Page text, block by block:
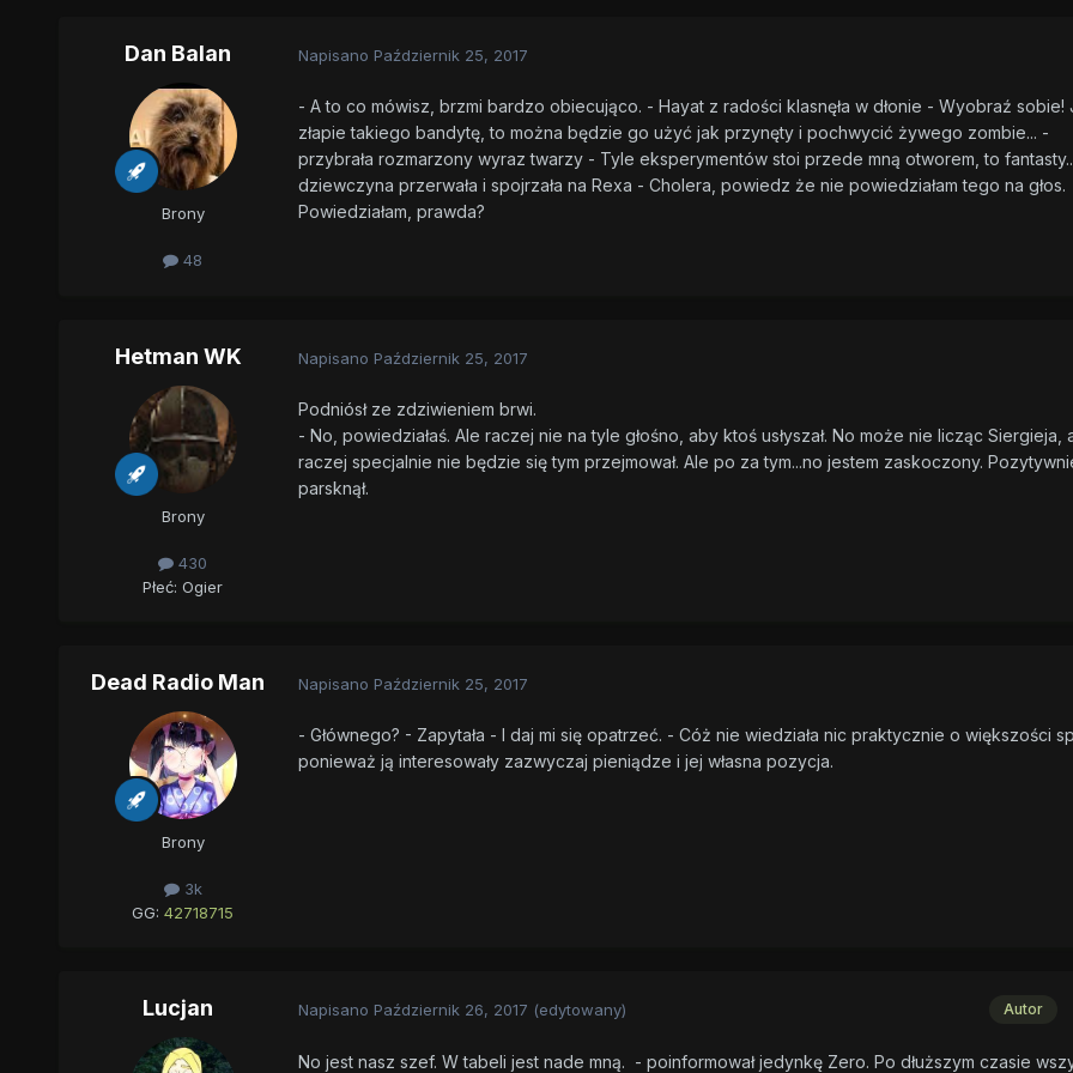
Dan Balan
Brony
48
Napisano Październik 25, 2017
- A to co mówisz, brzmi bardzo obiecująco. - Hayat z radości klasnęła w dłonie - Wyobraź sobie!
złapie takiego bandytę, to można będzie go użyć jak przynęty i pochwycić żywego zombie... -
przybrała rozmarzony wyraz twarzy - Tyle eksperymentów stoi przede mną otworem, to
dziewczyna przerwała i spojrzała na Rexa - Cholera, powiedz że nie powiedziałam tego na głos.
Powiedziałam, prawda?
Hetman WK
Brony
430
Płeć: Ogier
Napisano Październik 25, 2017
Podniósł ze zdziwieniem brwi.
- No, powiedziałaś. Ale raczej nie na tyle głośno, aby ktoś usłyszał. No może nie licząc Siergieja,
raczej specjalnie nie będzie się tym przejmował. Ale po za tym...no jestem zaskoczony.
parsknął.
Dead Radio Man
Brony
3k
GG:42718715
Napisano Październik 25, 2017
- Głównego? - Zapytała - I daj mi się opatrzeć. - Cóż nie wiedziała nic praktycznie o większości
ponieważ ją interesowały zazwyczaj pieniądze i jej własna pozycja.
Lucjan Autor
Napisano Październik 26, 2017 (edytowany)
No jest nasz szef. W tabeli jest nade mną. - poinformował jedynkę Zero. Po dłuższym czasie